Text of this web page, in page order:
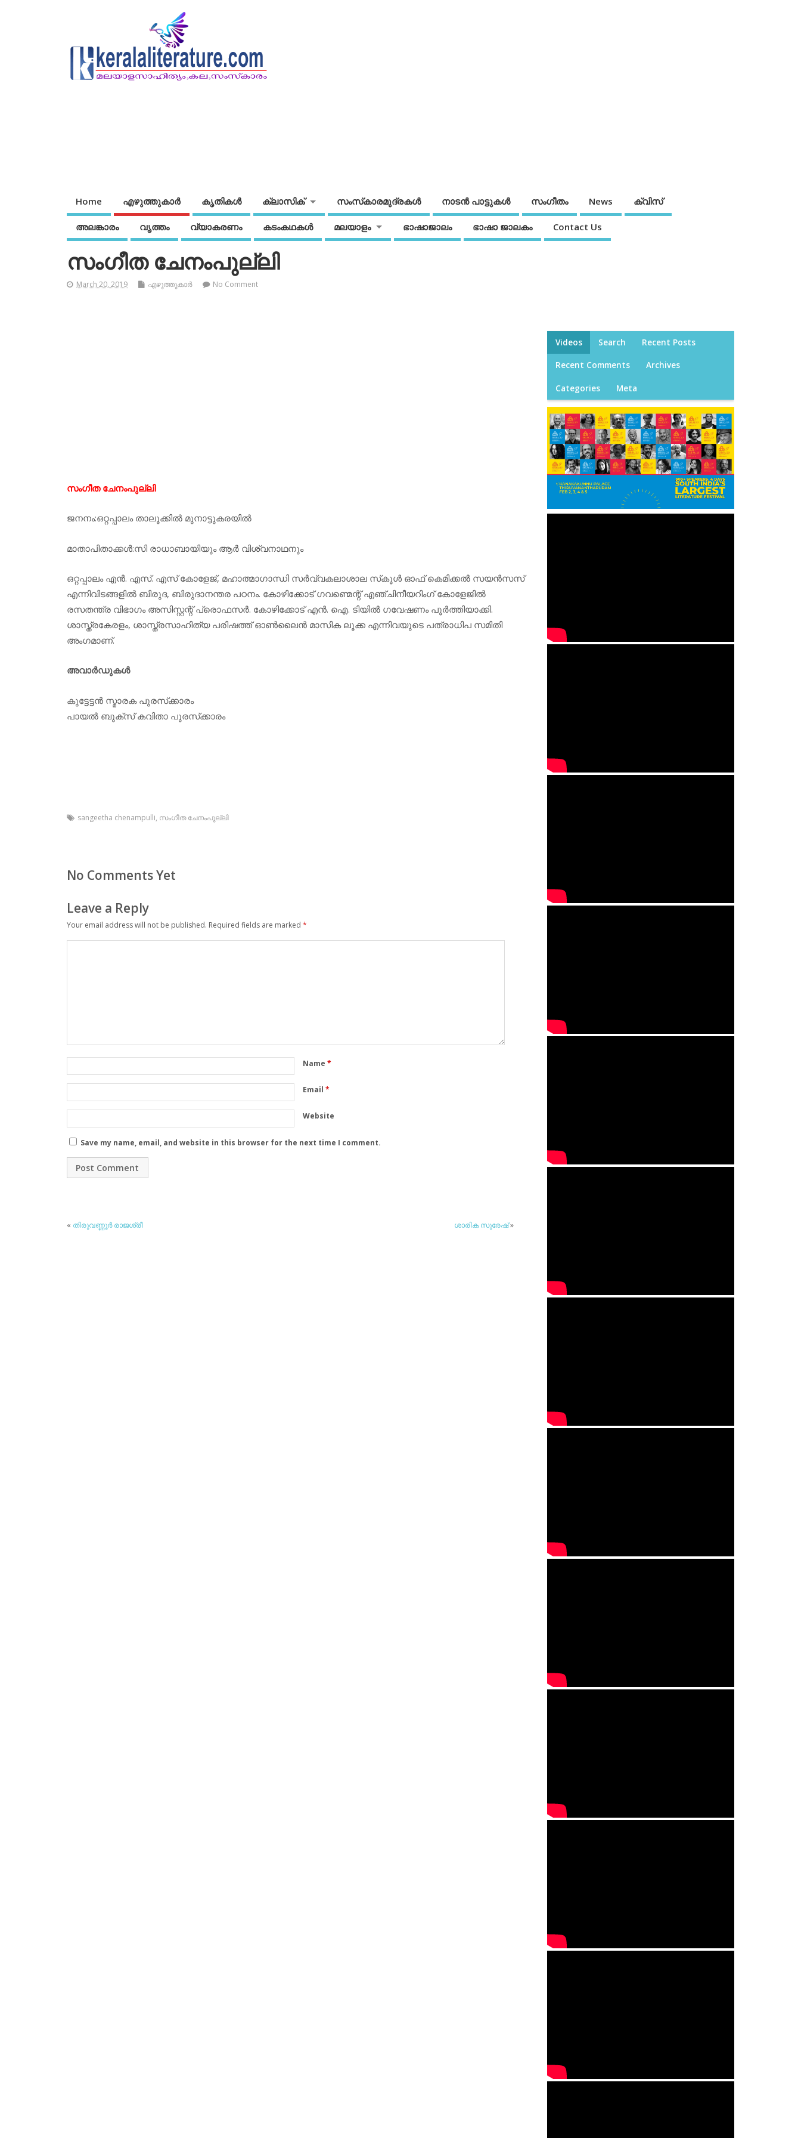
Home എഴുത്തുകാര്‍ കൃതികൾ ക്ലാസിക് സംസ്‌കാരമുദ്രകള്‍ നാടന്‍ പാട്ടുകള്‍ സംഗീതം News ക്വിസ്
അലങ്കാരം വൃത്തം വ്യാകരണം കടംകഥകള്‍ മലയാളം ഭാഷാജാലം ഭാഷാ ജാലകം Contact Us
സംഗീത ചേനംപുല്ലി
March 20, 2019 എഴുത്തുകാര്‍ No Comment
സംഗീത ചേനംപുല്ലി
ജനനം:ഒറ്റപ്പാലം താലൂക്കില്‍ മുനാട്ടുകരയില്‍
മാതാപിതാക്കള്‍:സി രാധാബായിയും ആര്‍ വിശ്വനാഥനും
ഒറ്റപ്പാലം എന്‍. എസ്. എസ് കോളേജ്, മഹാത്മാഗാന്ധി സര്‍വ്വകലാശാല സ്‌കൂള്‍ ഓഫ് കെമിക്കല്‍ സയന്‍സസ്
എന്നിവിടങ്ങളില്‍ ബിരുദ, ബിരുദാനന്തര പഠനം. കോഴിക്കോട് ഗവണ്മെന്റ് എഞ്ചിനീയറിംഗ് കോളേജില്‍
രസതന്ത്ര വിഭാഗം അസിസ്റ്റന്റ് പ്രൊഫസര്‍. കോഴിക്കോട് എന്‍. ഐ. ടിയില്‍ ഗവേഷണം പൂര്‍ത്തിയാക്കി.
ശാസ്ത്രകേരളം, ശാസ്ത്രസാഹിത്യ പരിഷത്ത് ഓണ്‍ലൈന്‍ മാസിക ലൂക്ക എന്നിവയുടെ പത്രാധിപ സമിതി
അംഗമാണ്.
അവാര്‍ഡുകള്‍
കുട്ടേട്ടന്‍ സ്മാരക പുരസ്‌ക്കാരം
പായല്‍ ബുക്‌സ് കവിതാ പുരസ്‌ക്കാരം
sangeetha chenampulli, സംഗീത ചേനംപുല്ലി
No Comments Yet
Leave a Reply
Your email address will not be published. Required fields are marked *
Name *
Email *
Website
Save my name, email, and website in this browser for the next time I comment.
« തിരുവണ്ണൂര്‍ രാജശ്രീ ശാരിക സുരേഷ്»
Videos Search Recent Posts
Recent Comments Archives
Categories Meta